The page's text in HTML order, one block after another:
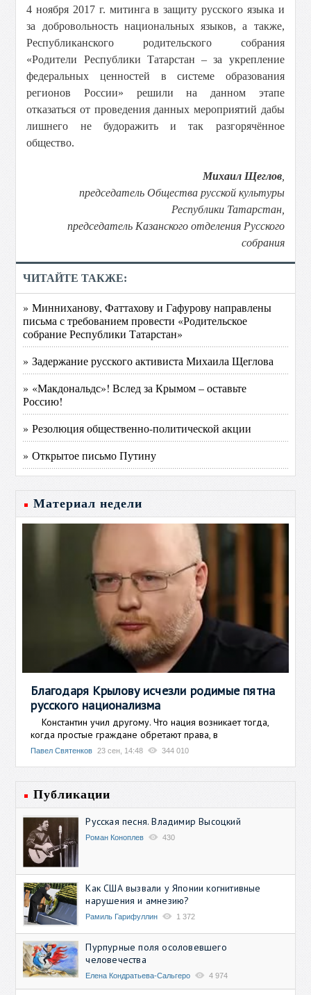
4 ноября 2017 г. митинга в защиту русского языка и
за добровольность национальных языков, а также,
Республиканского родительского собрания
«Родители Республики Татарстан – за укрепление
федеральных ценностей в системе образования
регионов России» решили на данном этапе
отказаться от проведения данных мероприятий дабы
лишнего не будоражить и так разгорячённое
общество.
Михаил Щеглов,
председатель Общества русской культуры
Республики Татарстан,
председатель Казанского отделения Русского
собрания
ЧИТАЙТЕ ТАКЖЕ:
» Минниханову, Фаттахову и Гафурову направлены
письма с требованием провести «Родительское
собрание Республики Татарстан»
» Задержание русского активиста Михаила Щеглова
» «Макдональдс»! Вслед за Крымом – оставьте
Россию!
» Резолюция общественно-политической акции
» Открытое письмо Путину
Материал недели
Благодаря Крылову исчезли родимые пятна
русского национализма
Константин учил другому. Что нация возникает тогда,
когда простые граждане обретают права, в
Павел Святенков 23 сен, 14:48 344 010
Публикации
Русская песня. Владимир Высоцкий
Роман Коноплев 430
Как США вызвали у Японии когнитивные
нарушения и амнезию?
Рамиль Гарифуллин 1 372
Пурпурные поля осоловевшего
человечества
Елена Кондратьева-Сальгеро 4 974